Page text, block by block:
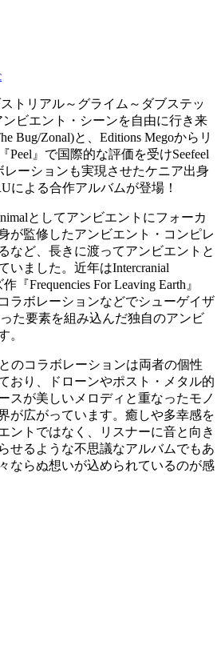
トリアル～グライム～ダブステッ
ビエント・シーンを自由に行き来
Bug/Zonal)と、Editions Megoからリ
Peel』で国際的な評価を受けSeefeel
レーションも実現させたケニア出身
による合作アルバムが登場！
としてアンビエントにフォーカ
が監修したアンビエント・コンピレ
など、長きに渡ってアンビエントと
いました。近年はIntercranial
『Frequencies For Leaving Earth』
ラボレーションなどでシューゲイザ
た要素を組み込んだ独自のアンビ
。
のコラボレーションは両者の個性
おり、ドローンやポスト・メタル的
スが美しいメロディと重なったモノ
が広がっています。癒しや多幸感を
ントではなく、リスナーに音と向き
せるような不思議なアルバムでもあ
ならぬ想いが込められているのが感